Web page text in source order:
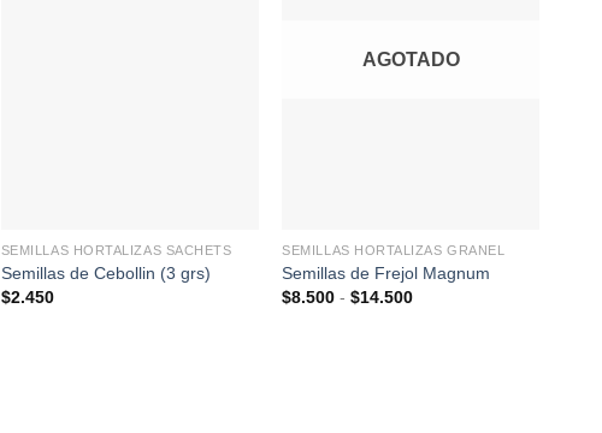
SEMILLAS HORTALIZAS SACHETS
Semillas de Cebollin (3 grs)
$2.450
AGOTADO
SEMILLAS HORTALIZAS GRANEL
Semillas de Frejol Magnum
$8.500 - $14.500Rango